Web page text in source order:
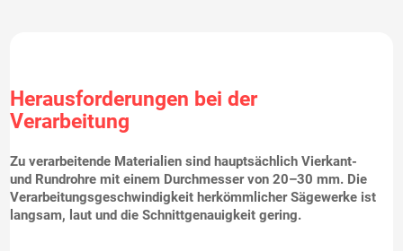
Herausforderungen bei der
Verarbeitung
Zu verarbeitende Materialien sind hauptsächlich Vierkant-
und Rundrohre mit einem Durchmesser von 20–30 mm. Die
Verarbeitungsgeschwindigkeit herkömmlicher Sägewerke ist
langsam, laut und die Schnittgenauigkeit gering.